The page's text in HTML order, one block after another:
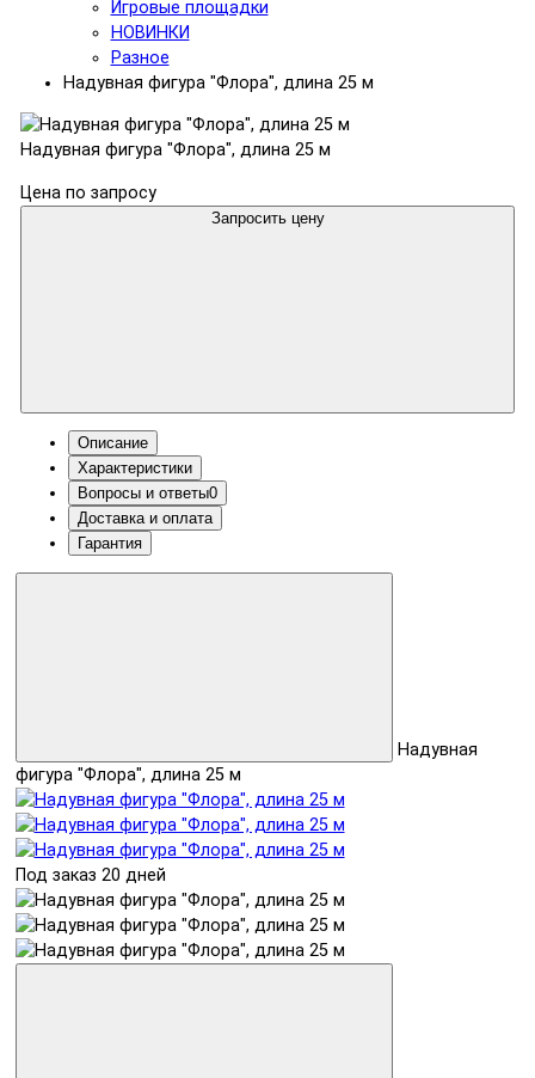
Игровые площадки
НОВИНКИ
Разное
Надувная фигура "Флора", длина 25 м
Надувная фигура "Флора", длина 25 м
Цена по запросу
Запросить цену
Описание
Характеристики
Вопросы и ответы0
Доставка и оплата
Гарантия
Надувная
фигура "Флора", длина 25 м
Под заказ 20 дней